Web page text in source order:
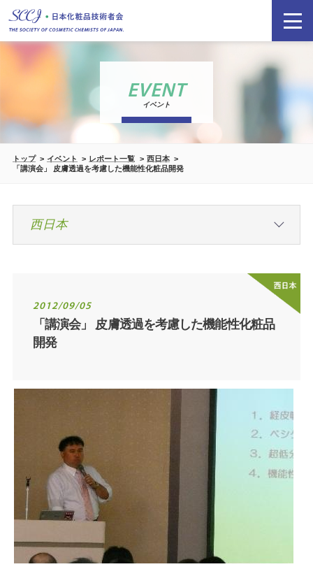
EVENT
イベント
トップ イベント レポート一覧
西日本
「講演会」 皮膚透過を考慮した機能性化粧品開発
2012/09/05
「講演会」 皮膚透過を考慮した機能性化粧品
開発